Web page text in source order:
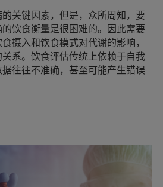
关键因素，但是，众所周知，要
饮食衡量是很困难的。因此需要
摄入和饮食模式对代谢的影响，
系。饮食评估传统上依赖于自我
往往不准确，甚至可能产生错误